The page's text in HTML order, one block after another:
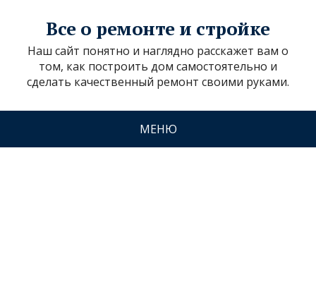
Все о ремонте и стройке
Наш сайт понятно и наглядно расскажет вам о
том, как построить дом самостоятельно и
сделать качественный ремонт своими руками.
МЕНЮ